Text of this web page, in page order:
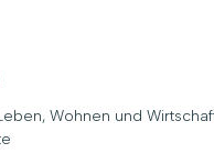
Wohnen und